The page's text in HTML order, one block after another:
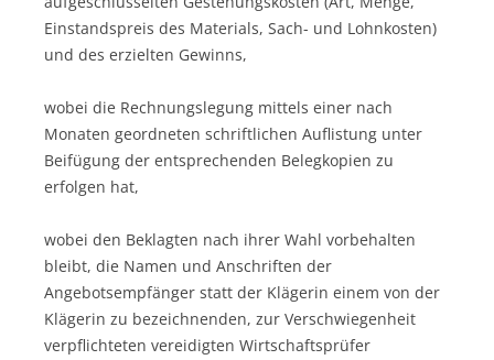
Einstandspreis des Materials, Sach- und Lohnkosten)
und des erzielten Gewinns,
wobei die Rechnungslegung mittels einer nach
Monaten geordneten schriftlichen Auflistung unter
Beifügung der entsprechenden Belegkopien zu
erfolgen hat,
wobei den Beklagten nach ihrer Wahl vorbehalten
bleibt, die Namen und Anschriften der
Angebotsempfänger statt der Klägerin einem von der
Klägerin zu bezeichnenden, zur Verschwiegenheit
verpflichteten vereidigten Wirtschaftsprüfer